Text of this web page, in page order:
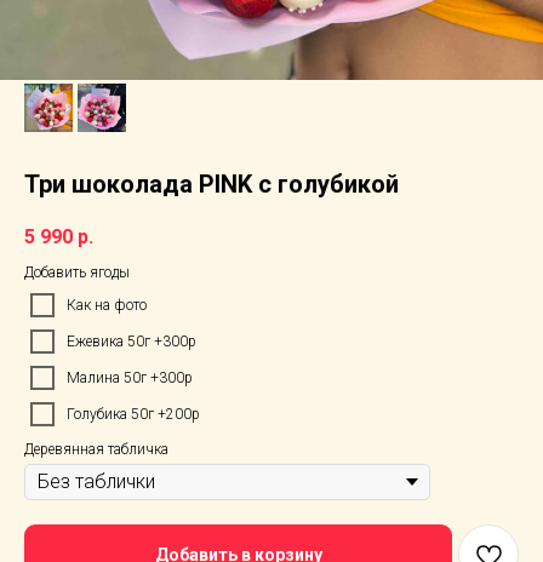
Три шоколада PINK с голубикой
5 990 р.
Добавить ягоды
Как на фото
Ежевика 50г +300р
Малина 50г +300р
Голубика 50г +200р
Деревянная табличка
Добавить в корзину